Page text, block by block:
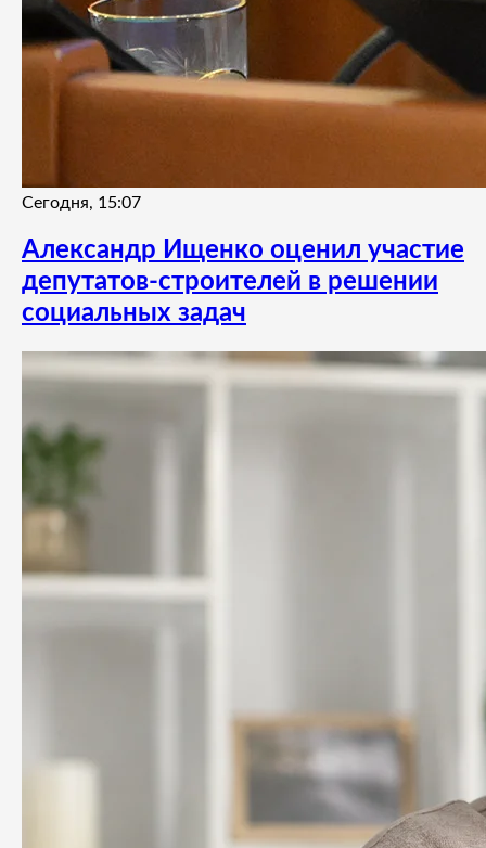
Сегодня, 15:07
Александр Ищенко оценил участие
депутатов-строителей в решении
социальных задач